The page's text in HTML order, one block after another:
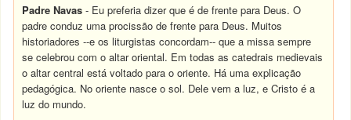
Padre Navas - Eu preferia dizer que é de frente para Deus. O
padre conduz uma procissão de frente para Deus. Muitos
historiadores --e os liturgistas concordam-- que a missa sempre
se celebrou com o altar oriental. Em todas as catedrais medievais
o altar central está voltado para o oriente. Há uma explicação
pedagógica. No oriente nasce o sol. Dele vem a luz, e Cristo é a
luz do mundo.